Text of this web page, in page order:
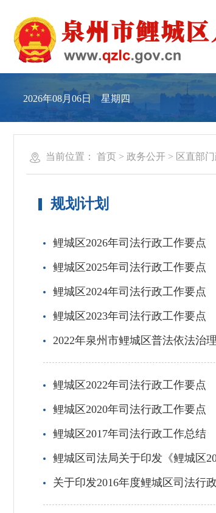
2026年08月06日 星期四
当前位置： 首页 > 政务公开 > 区直部
规划计划
鲤城区2026年司法行政工作要点
鲤城区2025年司法行政工作要点
鲤城区2024年司法行政工作要点
鲤城区2023年司法行政工作要点
2022年泉州市鲤城区普法依法治
鲤城区2022年司法行政工作要点
鲤城区2020年司法行政工作要点
鲤城区2017年司法行政工作总结
鲤城区司法局关于印发《鲤城区
关于印发2016年度鲤城区司法行